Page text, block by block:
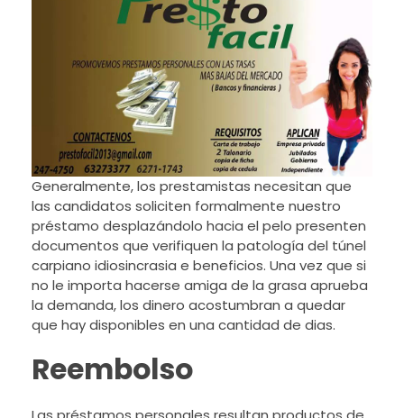
Generalmente, los prestamistas necesitan que
las candidatos soliciten formalmente nuestro
préstamo desplazándolo hacia el pelo presenten
documentos que verifiquen la patologí­a del túnel
carpiano idiosincrasia e beneficios. Una vez que si
no le importa hacerse amiga de la grasa aprueba
la demanda, los dinero acostumbran a quedar
que hay disponibles en una cantidad de dias.
Reembolso